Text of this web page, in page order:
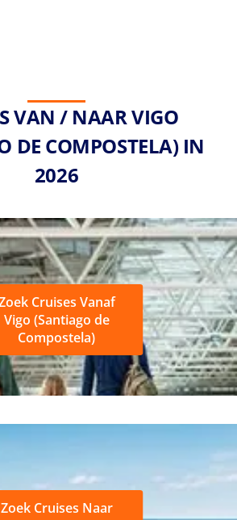
VAN / NAAR VIGO
DE COMPOSTELA) IN
2026
Cruises Vanaf
Vigo (Santiago de
Compostela)
Zoek Cruises Naar